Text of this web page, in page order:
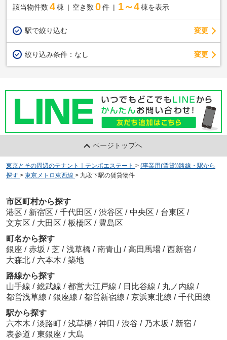
該当物件数 4棟 空き数 0 件 1～4 棟を表示
駅で絞り込む 変更
絞り込み条件： なし 変更
ページトップへ
東京とその周辺のテナント｜テンポエステート > (事業用(賃貸))路線・駅から
探す > 東京メトロ東西線 > 九段下駅の賃貸物件
市区町村から探す
港区 / 新宿区 / 千代田区 / 渋谷区 / 中央区 / 台東区 /
文京区 / 大田区 / 板橋区 / 豊島区
町名から探す
銀座 / 赤坂 / 芝 / 浅草橋 / 南青山 / 高田馬場 / 西新宿 /
大森北 / 六本木 / 築地
路線から探す
山手線 / 総武線 / 都営大江戸線 / 日比谷線 / 丸ノ内線 /
都営浅草線 / 銀座線 / 都営新宿線 / 京浜東北線 / 千代田線
駅から探す
六本木 / 淡路町 / 浅草橋 / 神田 / 渋谷 / 乃木坂 / 新宿 /
表参道 / 東銀座 / 大島